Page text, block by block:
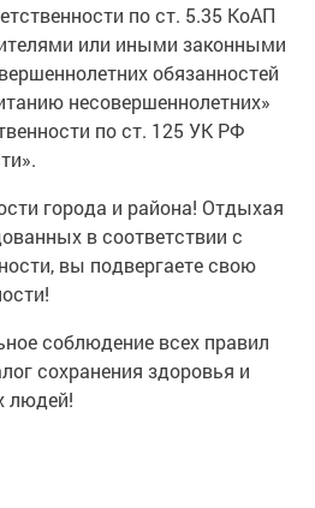
по ст. 5.35 КоАП
или иными законными
обязанностей
несовершеннолетних»
по ст. 125 УК РФ
города и района! Отдыхая
в соответствии с
вы подвергаете свою
соблюдение всех правил
сохранения здоровья и
людей!